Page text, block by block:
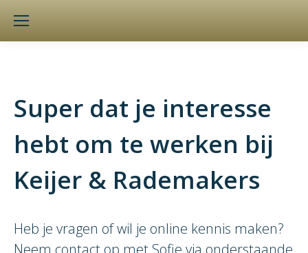
Super dat je interesse
hebt om te werken bij
Keijer & Rademakers
Heb je vragen of wil je online kennis maken?